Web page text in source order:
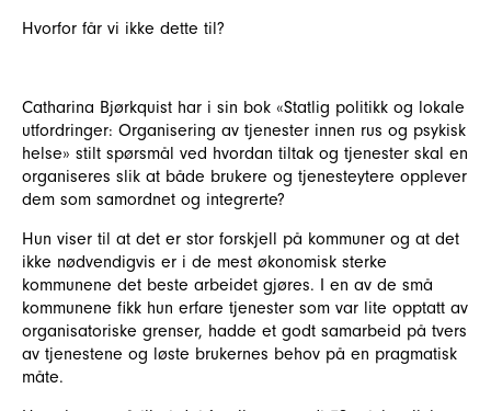
Hvorfor får vi ikke dette til?
Catharina Bjørkquist har i sin bok «Statlig politikk og lokale
utfordringer: Organisering av tjenester innen rus og psykisk
helse» stilt spørsmål ved hvordan tiltak og tjenester skal en
organiseres slik at både brukere og tjenesteytere opplever
dem som samordnet og integrerte?
Hun viser til at det er stor forskjell på kommuner og at det
ikke nødvendigvis er i de mest økonomisk sterke
kommunene det beste arbeidet gjøres. I en av de små
kommunene fikk hun erfare tjenester som var lite opptatt av
organisatoriske grenser, hadde et godt samarbeid på tvers
av tjenestene og løste brukernes behov på en pragmatisk
måte.